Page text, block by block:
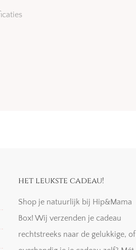
het leukste cadeau!
Shop je natuurlijk bij Hip&Mama
Box! Wij verzenden je cadeau
rechtstreeks naar de gelukkige, of